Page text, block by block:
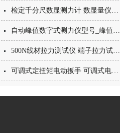
检定千分尺数显测力计 数显量仪测力计 千分尺测力计价格
自动峰值数字式测力仪型号_峰值保持数显测压力仪_数字测力计
500N线材拉力测试仪 端子拉力试验机价格 线束拉力机
可调式定扭矩电动扳手 可调式电动扭矩扳手 数显可调式电动定扭力扳手